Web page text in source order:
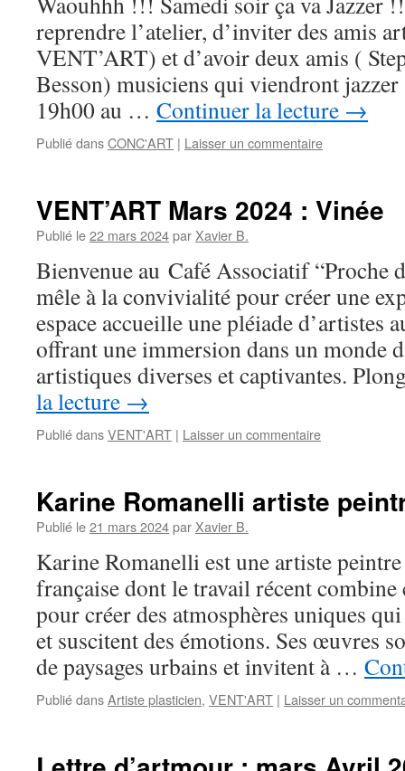
reprendre l’atelier, d’inviter des amis
VENT’ART) et d’avoir deux amis (
Besson) musiciens qui viendront
19h00 au … Continuer la lecture →
Publié dansCONC'ART | Laisser un commentaire
VENT’ART Mars 2024 : Vinée
Publié le22 mars 2024par Xavier B.
Bienvenue au Café Associatif “Proche
mêle à la convivialité pour créer une
espace accueille une pléiade d’artistes
offrant une immersion dans un monde
artistiques diverses et captivantes.
la lecture →
Publié dansVENT'ART | Laisser un commentaire
Karine Romanelli artiste
Publié le21 mars 2024par Xavier B.
Karine Romanelli est une artiste
française dont le travail récent
pour créer des atmosphères uniques
et suscitent des émotions. Ses œuvres
de paysages urbains et invitent à …
Publié dansArtiste plasticien, VENT'ART | Laisser un